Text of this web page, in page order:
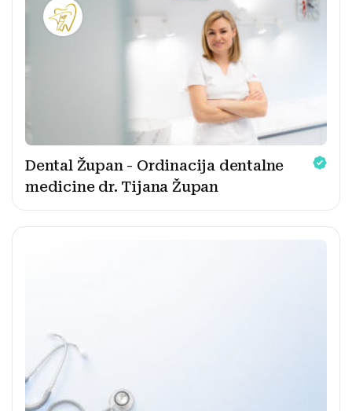
Dental Župan - Ordinacija dentalne
medicine dr. Tijana Župan